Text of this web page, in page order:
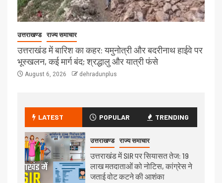
उत्तराखण्ड राज्य समाचार
उत्तराखंड में बारिश का कहर: यमुनोत्री और बदरीनाथ हाईवे पर
भूस्खलन, कई मार्ग बंद; श्रद्धालु और यात्री फंसे
August 6, 2026 dehradunplus
LATEST POPULAR TRENDING
उत्तराखण्ड राज्य समाचार
उत्तराखंड में SIR पर सियासत तेज: 19
लाख मतदाताओं को नोटिस, कांग्रेस ने
जताई वोट कटने की आशंका